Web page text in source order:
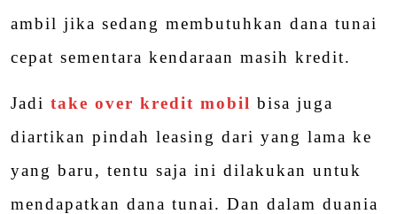
ambil jika sedang membutuhkan dana tunai
cepat sementara kendaraan masih kredit.
Jadi take over kredit mobil bisa juga
diartikan pindah leasing dari yang lama ke
yang baru, tentu saja ini dilakukan untuk
mendapatkan dana tunai. Dan dalam duania